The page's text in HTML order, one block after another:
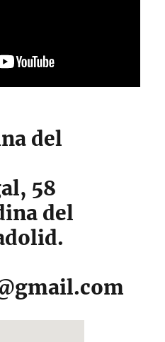
del
58
del